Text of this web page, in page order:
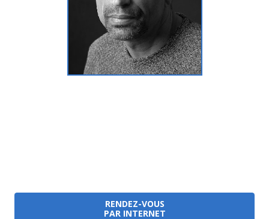
RENDEZ-VOUS
PAR INTERNET